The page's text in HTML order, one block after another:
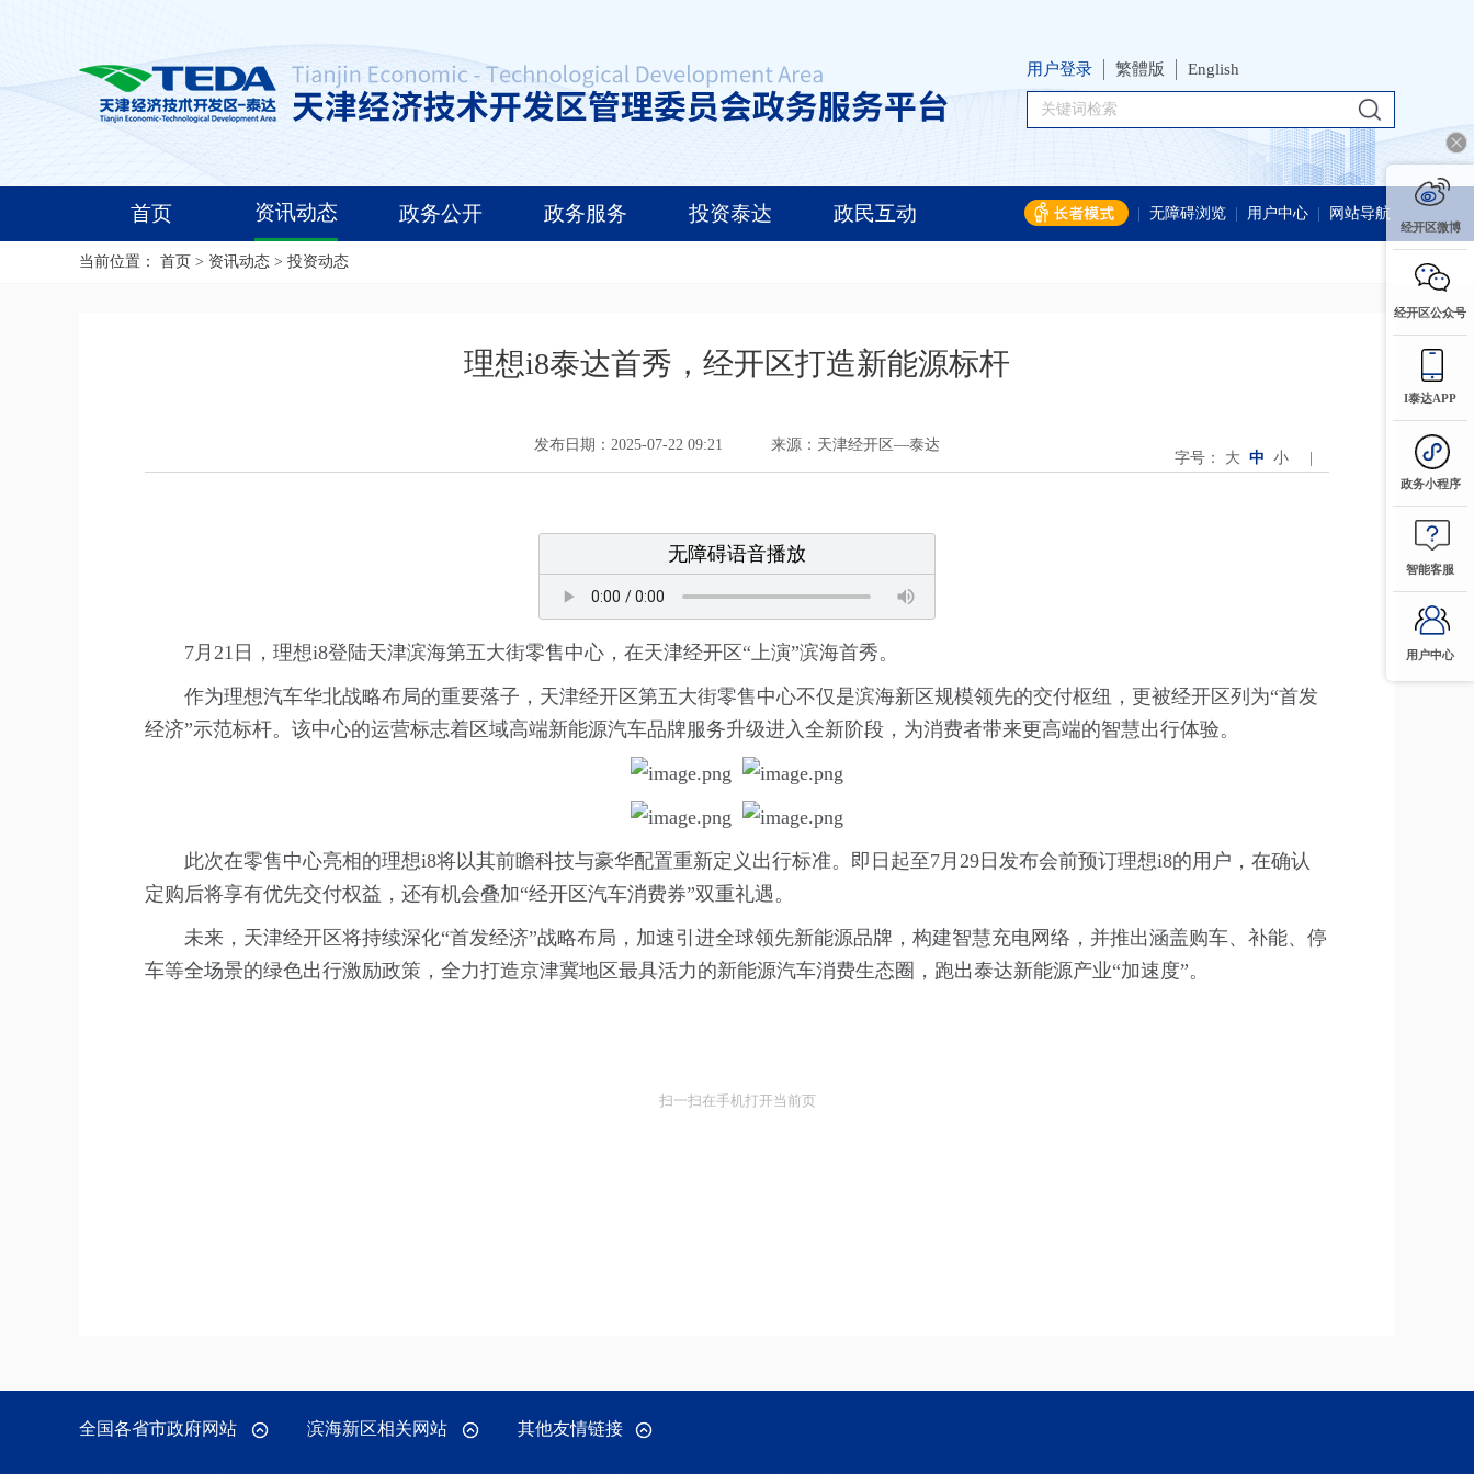
用户登录 繁體版 English
首页 资讯动态 政务公开 政务服务 投资泰达 政民互动 无障碍浏览 用户中心 网站导航
当前位置： 首页 > 资讯动态 > 投资动态
理想i8泰达首秀，经开区打造新能源标杆
发布日期：2025-07-22 09:21
来源：天津经开区—泰达
字号： 大 中 小
无障碍语音播放
7月21日，理想i8登陆天津滨海第五大街零售中心，在天津经开区“上演”滨海首秀。
作为理想汽车华北战略布局的重要落子，天津经开区第五大街零售中心不仅是滨海新区规模领先的交付枢纽，更被经开区列为“首发
经济”示范标杆。该中心的运营标志着区域高端新能源汽车品牌服务升级进入全新阶段，为消费者带来更高端的智慧出行体验。
此次在零售中心亮相的理想i8将以其前瞻科技与豪华配置重新定义出行标准。即日起至7月29日发布会前预订理想i8的用户，在确认
定购后将享有优先交付权益，还有机会叠加“经开区汽车消费券”双重礼遇。
未来，天津经开区将持续深化“首发经济”战略布局，加速引进全球领先新能源品牌，构建智慧充电网络，并推出涵盖购车、补能、停
车等全场景的绿色出行激励政策，全力打造京津冀地区最具活力的新能源汽车消费生态圈，跑出泰达新能源产业“加速度”。
扫一扫在手机打开当前页
经开区微博
经开区公众号
I泰达APP
政务小程序
智能客服
用户中心
全国各省市政府网站 滨海新区相关网站 其他友情链接